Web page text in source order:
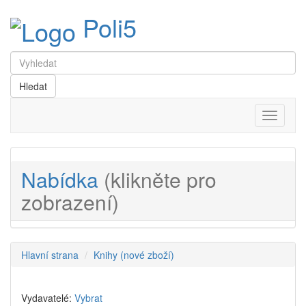
Poli5
Menu
Nabídka (klikněte pro
zobrazení)
Hlavní strana Knihy (nové zboží)
Vydavatelé: Vybrat